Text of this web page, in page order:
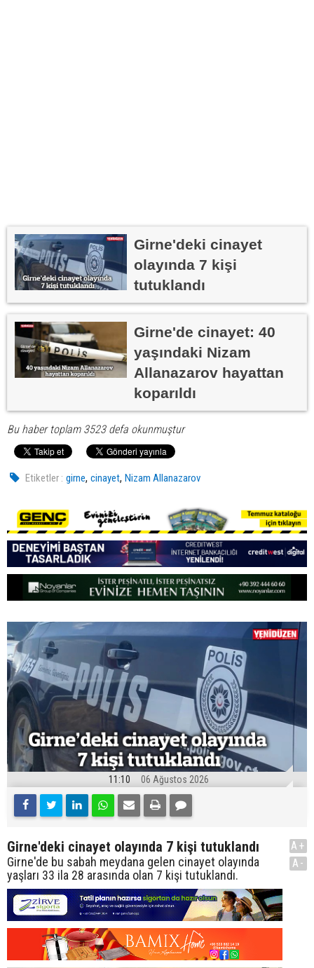
Girne'deki cinayet
olayında 7 kişi
tutuklandı
Girne'de cinayet: 40
yaşındaki Nizam
Allanazarov hayattan
koparıldı
Bu haber toplam 3523 defa okunmuştur
Etiketler : girne,cinayet,Nizam Allanazarov
11:10 06 Ağustos 2026
Girne'deki cinayet olayında 7 kişi tutuklandı
Girne'de bu sabah meydana gelen cinayet olayında
yaşları 33 ila 28 arasında olan 7 kişi tutuklandı.
A+
A-